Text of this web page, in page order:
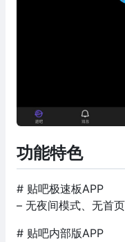
功能特色
# 贴吧极速板APP
– 无夜间模式、无首
# 贴吧内部版APP